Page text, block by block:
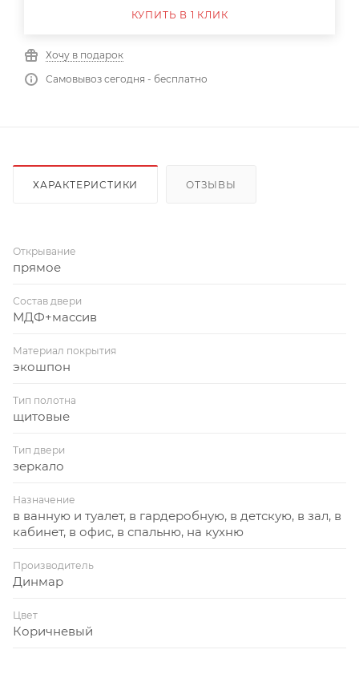
КУПИТЬ В 1 КЛИК
Хочу в подарок
Самовывоз сегодня - бесплатно
ХАРАКТЕРИСТИКИ ОТЗЫВЫ
Открывание
прямое
Состав двери
МДФ+массив
Материал покрытия
экошпон
Тип полотна
щитовые
Тип двери
зеркало
Назначение
в ванную и туалет, в гардеробную, в детскую, в зал, в
кабинет, в офис, в спальню, на кухню
Производитель
Динмар
Цвет
Коричневый